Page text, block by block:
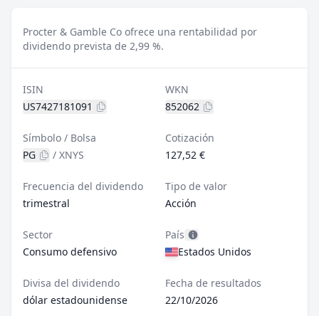
Procter & Gamble Co ofrece una rentabilidad por
dividendo prevista de 2,99 %.
ISIN
US7427181091
WKN
852062
Símbolo / Bolsa
PG
/ XNYS
Cotización
127,52 €
Frecuencia del dividendo
trimestral
Tipo de valor
Acción
Sector
Consumo defensivo
País
Estados Unidos
Divisa del dividendo
dólar estadounidense
Fecha de resultados
22/10/2026